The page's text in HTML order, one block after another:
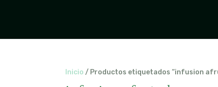
Inicio / Productos etiquetados “infusion